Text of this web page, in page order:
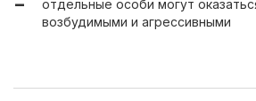
отдельные особи могут
возбудимыми и агрессивными